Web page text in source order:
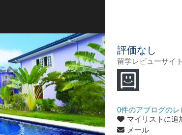
評価なし
留学レビューサイ
0件のアブログの
マイリストに追
メール